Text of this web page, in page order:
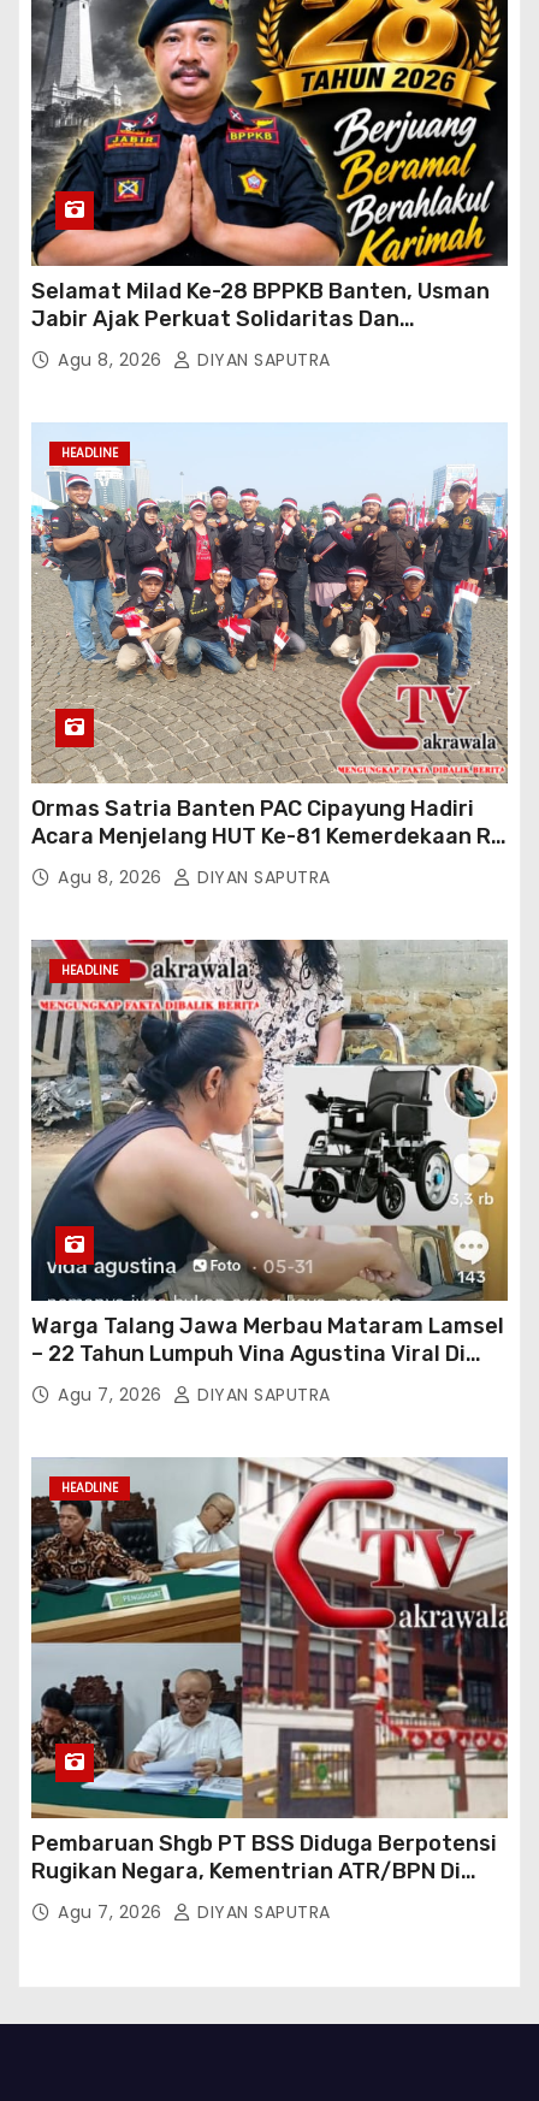
Selamat Milad Ke-28 BPPKB Banten, Usman
Jabir Ajak Perkuat Solidaritas Dan
Kebersamaan
Agu 8, 2026 DIYAN SAPUTRA
HEADLINE
Ormas Satria Banten PAC Cipayung Hadiri
Acara Menjelang HUT Ke-81 Kemerdekaan RI
Di Silang Monas
Agu 8, 2026 DIYAN SAPUTRA
HEADLINE
Warga Talang Jawa Merbau Mataram Lamsel
– 22 Tahun Lumpuh Vina Agustina Viral Di
Tiktok Inginkan Kursi Roda Listrik, Kepala
Perwakilan Provinsi Lampung Media
Bertindak
Agu 7, 2026 DIYAN SAPUTRA
HEADLINE
Pembaruan Shgb PT BSS Diduga Berpotensi
Rugikan Negara, Kementrian ATR/BPN Di
Gugat Di PTUN Jakarta
Agu 7, 2026 DIYAN SAPUTRA